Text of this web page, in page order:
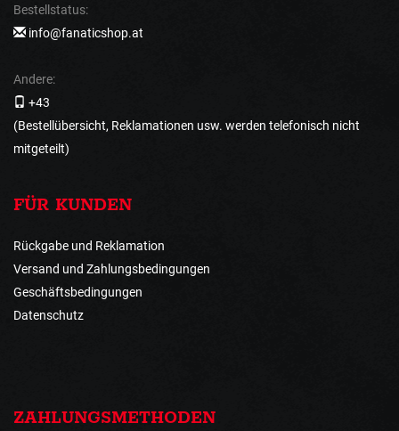
Bestellstatus:
info@fanaticshop.at
Andere:
+43
(Bestellübersicht, Reklamationen usw. werden telefonisch nicht
mitgeteilt)
FÜR KUNDEN
Rückgabe und Reklamation
Versand und Zahlungsbedingungen
Geschäftsbedingungen
Datenschutz
ZAHLUNGSMETHODEN